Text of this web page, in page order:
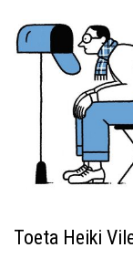
Toeta Heiki